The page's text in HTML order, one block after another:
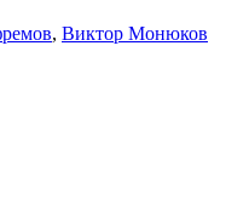
, Виктор Монюков